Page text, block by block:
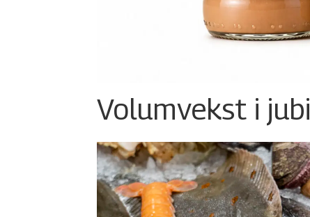
Volumvekst i